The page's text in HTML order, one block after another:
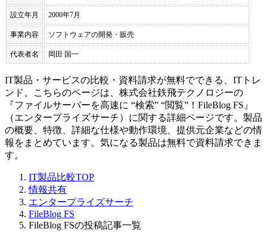
設立年月 2000年7月
事業内容 ソフトウェアの開発・販売
代表者名 岡田 国一
IT製品・サービスの比較・資料請求が無料でできる、ITトレ
ンド。こちらのページは、 株式会社鉄飛テクノロジーの
『ファイルサーバーを高速に “検索” “閲覧”！ FileBlog FS 』
（エンタープライズサーチ）に関する詳細ページです。製品
の概要、特徴、詳細な仕様や動作環境、提供元企業などの情
報をまとめています。気になる製品は無料で資料請求できま
す。
IT製品比較TOP
情報共有
エンタープライズサーチ
FileBlog FS
FileBlog FSの投稿記事一覧